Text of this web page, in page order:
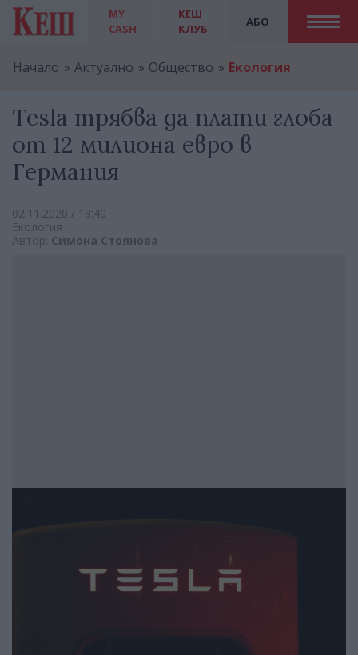
MY
CASH
АБО
КЕШ
КЛУБ
Начало Актуално Общество Екология
Tesla трябва да плати глоба
от 12 милиона евро в
Германия
02.11.2020 / 13:40
Екология
Автор: Симона Стоянова